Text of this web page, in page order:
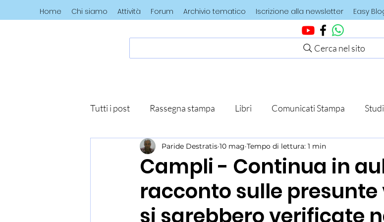
Home Chi siamo Attività Forum Archivio tematico Iscrizione alla newsletter Easy
Cerca nel sito
Tutti i post Rassegna stampa Libri Comunicati Stampa
Campli - Continua in
racconto sulle presunte
si sarebbero verificate
Paride Destratis 10 mag Tempo di lettura: 1 min